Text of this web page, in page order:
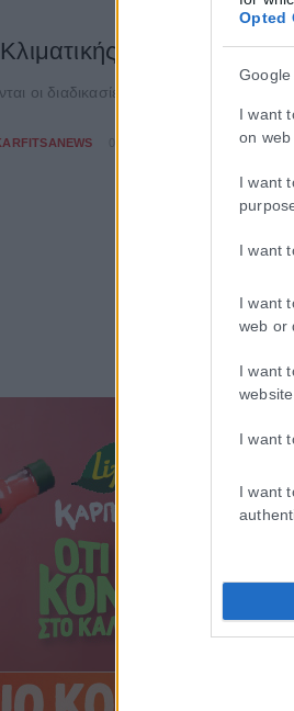
Opted
I want
on
I want
I want
I want
web or
I want
I want
I want
Κρίσης:
οι διαδικασίες κρατικής αρωγής